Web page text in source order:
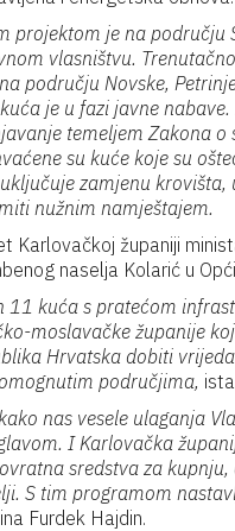
projektom je na području
vlasništvu.
području Novske,
je u fazi javne
temeljem Zakona
su kuće koje su
zamjenu krovišta,
nužnim namještajem.
Karlovačkoj županiji
naselja Kolarić u
11 kuća s pratećom
moslavačke županije
Hrvatska dobiti
područjima,
nas vesele ulaganja
I Karlovačka
sredstva za
S tim programom
Furdek Hajdin.